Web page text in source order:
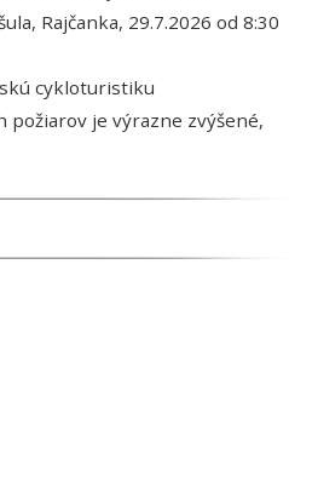
Rajčanka, 29.7.2026 od 8:30
cykloturistiku
požiarov je výrazne zvýšené,